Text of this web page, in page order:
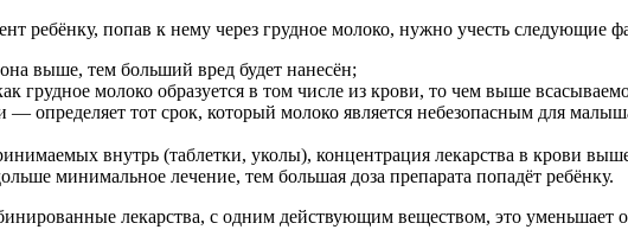
ребёнку, попав к нему через грудное молоко, нужно учесть следующие
выше, тем больший вред будет нанесён;
грудное молоко образуется в том числе из крови, то чем выше
— определяет тот срок, который молоко является небезопасным для
внутрь (таблетки, уколы), концентрация лекарства в крови
минимальное лечение, тем большая доза препарата попадёт ребёнку.
лекарства, с одним действующим веществом, это уменьшает